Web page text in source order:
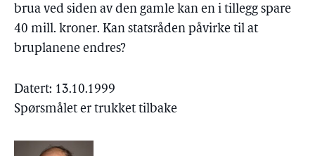
brua ved siden av den gamle kan en i tillegg spare
40 mill. kroner. Kan statsråden påvirke til at
bruplanene endres?
Datert: 13.10.1999
Spørsmålet er trukket tilbake